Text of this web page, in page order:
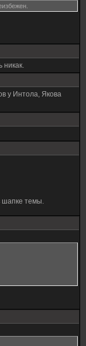
никак.
у Интола, Якова
шапке темы.